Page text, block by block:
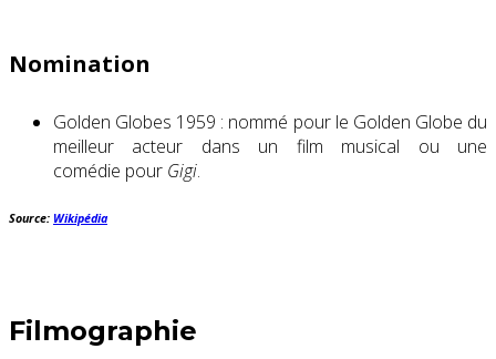
Nomination
Golden Globes 1959 : nommé pour le Golden Globe du
meilleur acteur dans un film musical ou une
comédie pour Gigi.
Source: Wikipédia
Filmographie